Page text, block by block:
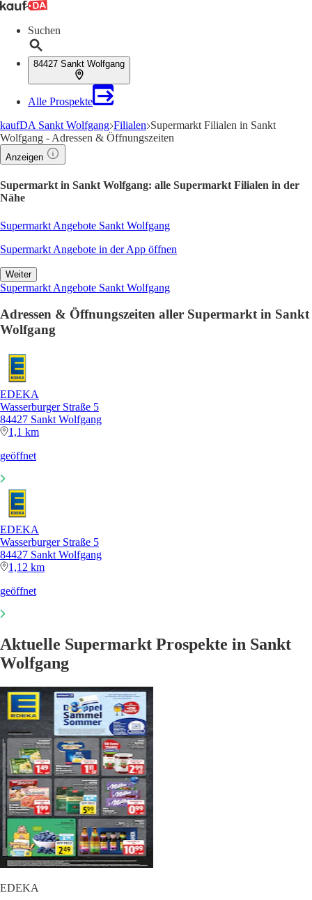
Suchen
84427 Sankt Wolfgang
Alle Prospekte
kaufDA Sankt Wolfgang Filialen Supermarkt Filialen in Sankt
Wolfgang - Adressen & Öffnungszeiten
Anzeigen
Supermarkt in Sankt Wolfgang: alle Supermarkt Filialen in der
Nähe
Supermarkt Angebote Sankt Wolfgang
Supermarkt Angebote in der App öffnen
Weiter
Supermarkt Angebote Sankt Wolfgang
Adressen & Öffnungszeiten aller Supermarkt in Sankt
Wolfgang
EDEKA
Wasserburger Straße 5
84427 Sankt Wolfgang
1,1 km
geöffnet
EDEKA
Wasserburger Straße 5
84427 Sankt Wolfgang
1,12 km
geöffnet
Aktuelle Supermarkt Prospekte in Sankt
Wolfgang
EDEKA